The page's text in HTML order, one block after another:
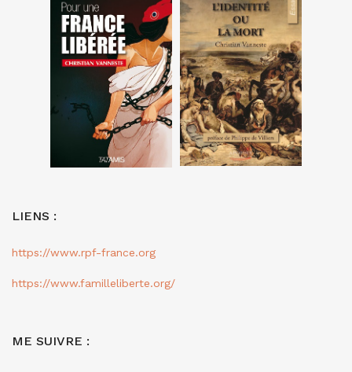
LIENS :
https://www.rpf-france.org
https://www.familleliberte.org/
ME SUIVRE :